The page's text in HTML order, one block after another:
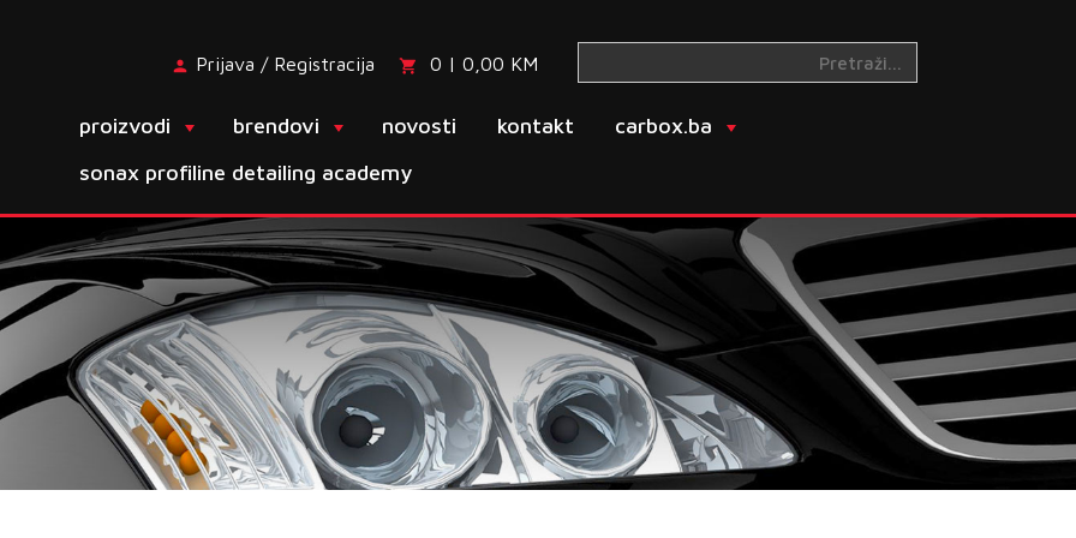
Prijava / Registracija 0 | 0,00 KM
proizvodi brendovi novosti kontakt
carbox.ba
sonax profiline detailing academy